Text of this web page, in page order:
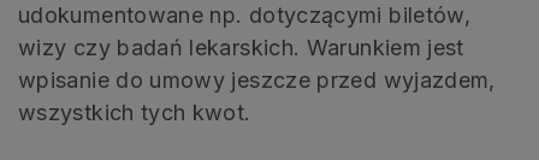
udokumentowane np. dotyczącymi biletów,
wizy czy badań lekarskich. Warunkiem jest
wpisanie do umowy jeszcze przed wyjazdem,
wszystkich tych kwot.